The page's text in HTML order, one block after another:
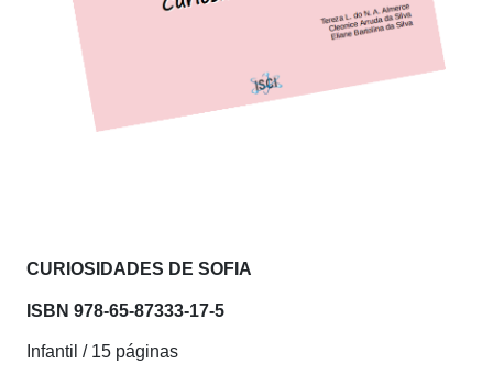
CURIOSIDADES DE SOFIA
ISBN 978-65-87333-17-5
Infantil / 15 páginas